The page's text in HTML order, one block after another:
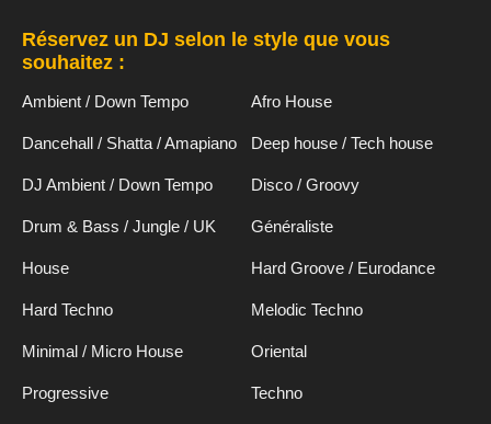
Réservez un DJ selon le style que vous
souhaitez :
Ambient / Down Tempo Afro House
Dancehall / Shatta / Amapiano Deep house / Tech house
DJ Ambient / Down Tempo Disco / Groovy
Drum & Bass / Jungle / UK Généraliste
House Hard Groove / Eurodance
Hard Techno Melodic Techno
Minimal / Micro House Oriental
Progressive Techno